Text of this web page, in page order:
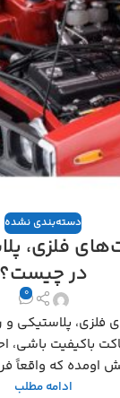
دسته‌بندی نشده
فلزی،
در چیست؟
0
فلزی، پلاستیکی
باکیفیت باشی،
اومده که واقعاً
ادامه مطلب